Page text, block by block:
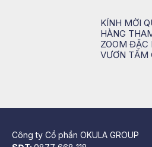
KÍNH MỜI
HÀNG
ZOOM ĐẶC
VƯƠN TẦM
Công ty Cổ phần OKULA GROUP